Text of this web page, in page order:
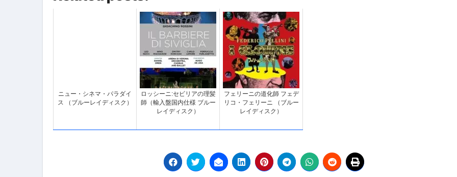
ニュー・シネマ・パラダイ
ス （ブルーレイディスク）
ロッシーニ:セビリアの理髪
師（輸入盤国内仕様 ブルー
レイディスク）
フェリーニの道化師 フェデ
リコ・フェリーニ （ブルー
レイディスク）